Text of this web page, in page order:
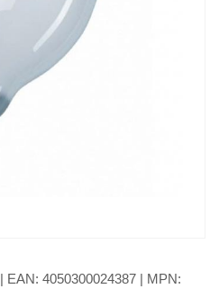
| EAN: 4050300024387 | MPN: